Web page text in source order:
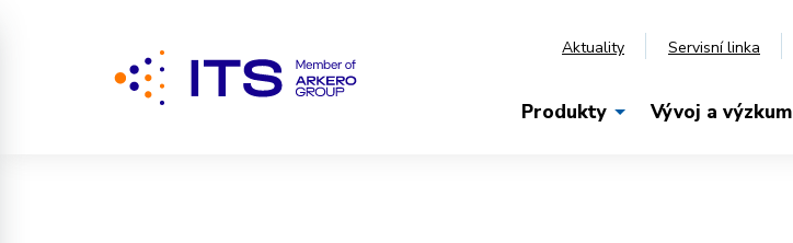
Aktuality Servisní linka
Produkty Vývoj a výzkum